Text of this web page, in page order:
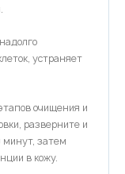
устраняет
очищения и
разверните и
минут, затем
в кожу.